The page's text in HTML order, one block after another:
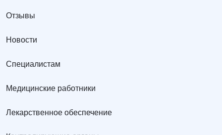
Отзывы
Новости
Специалистам
Медицинские работники
Лекарственное обеспечение